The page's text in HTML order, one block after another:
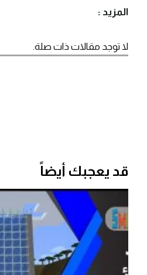
المزيد :
لا توجد مقالات ذات صلة.
قد يعجبك أيضاً